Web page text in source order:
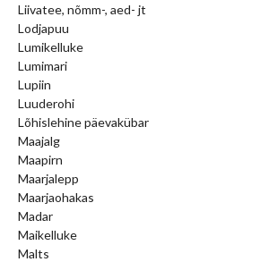
Liivatee, nõmm-, aed- jt
Lodjapuu
Lumikelluke
Lumimari
Lupiin
Luuderohi
Lõhislehine päevakübar
Maajalg
Maapirn
Maarjalepp
Maarjaohakas
Madar
Maikelluke
Malts